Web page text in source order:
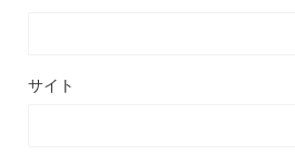
サイト